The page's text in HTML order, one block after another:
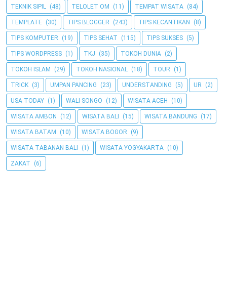
TEKNIK SIPIL (48) TELOLET OM (11) TEMPAT WISATA (84)
TEMPLATE (30) TIPS BLOGGER (243) TIPS KECANTIKAN (8)
TIPS KOMPUTER (19) TIPS SEHAT (115) TIPS SUKSES (5)
TIPS WORDPRESS (1) TKJ (35) TOKOH DUNIA (2)
TOKOH ISLAM (29) TOKOH NASIONAL (18) TOUR (1)
TRICK (3) UMPAN PANCING (23) UNDERSTANDING (5) UR (2)
USA TODAY (1) WALI SONGO (12) WISATA ACEH (10)
WISATA AMBON (12) WISATA BALI (15) WISATA BANDUNG (17)
WISATA BATAM (10) WISATA BOGOR (9)
WISATA TABANAN BALI (1) WISATA YOGYAKARTA (10)
ZAKAT (6)